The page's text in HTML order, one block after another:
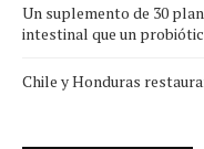
Un suplemento de 30
intestinal que un
Chile y Honduras